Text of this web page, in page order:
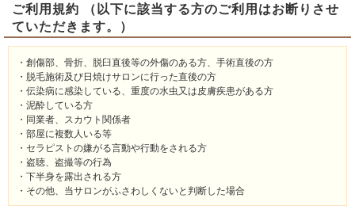
ご利用規約 （以下に該当する方のご利用はお断りさせ
ていただきます。）
・創傷部、骨折、脱臼直後等の外傷のある方、手術直後の方
・脱毛施術及び日焼けサロンに行った直後の方
・伝染病に感染している、重度の水虫又は皮膚疾患がある方
・泥酔している方
・同業者、スカウト関係者
・部屋に複数人いる等
・セラピストの嫌がる言動や行動をされる方
・盗聴、盗撮等の行為
・下半身を露出される方
・その他、当サロンがふさわしくないと判断した場合